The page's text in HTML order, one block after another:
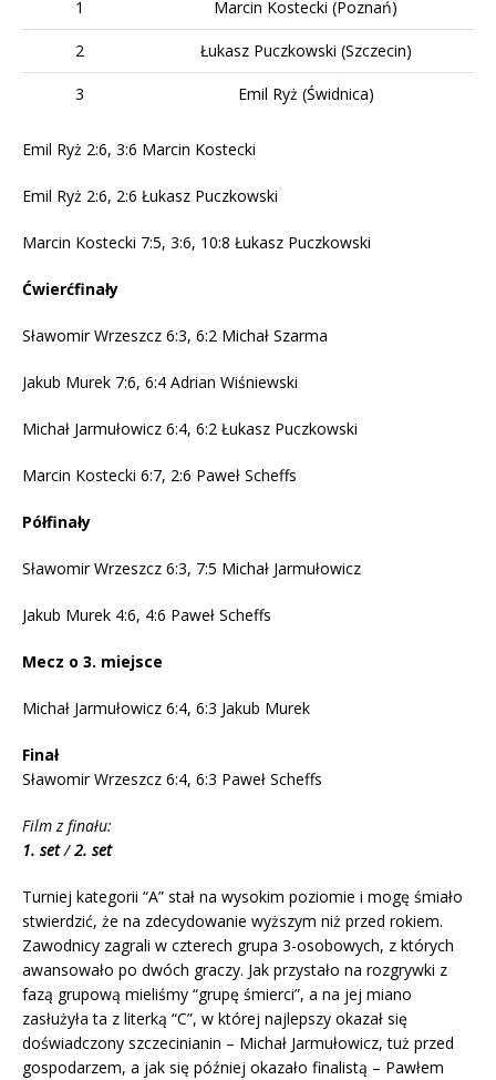
1 Marcin Kostecki (Poznań)
2 Łukasz Puczkowski (Szczecin)
3 Emil Ryż (Świdnica)
Emil Ryż 2:6, 3:6 Marcin Kostecki
Emil Ryż 2:6, 2:6 Łukasz Puczkowski
Marcin Kostecki 7:5, 3:6, 10:8 Łukasz Puczkowski
Ćwierćfinały
Sławomir Wrzeszcz 6:3, 6:2 Michał Szarma
Jakub Murek 7:6, 6:4 Adrian Wiśniewski
Michał Jarmułowicz 6:4, 6:2 Łukasz Puczkowski
Marcin Kostecki 6:7, 2:6 Paweł Scheffs
Półfinały
Sławomir Wrzeszcz 6:3, 7:5 Michał Jarmułowicz
Jakub Murek 4:6, 4:6 Paweł Scheffs
Mecz o 3. miejsce
Michał Jarmułowicz 6:4, 6:3 Jakub Murek
Finał
Sławomir Wrzeszcz 6:4, 6:3 Paweł Scheffs
Film z finału:
1. set/2. set
Turniej kategorii “A” stał na wysokim poziomie i mogę śmiało
stwierdzić, że na zdecydowanie wyższym niż przed rokiem.
Zawodnicy zagrali w czterech grupa 3-osobowych, z których
awansowało po dwóch graczy. Jak przystało na rozgrywki z
fazą grupową mieliśmy “grupę śmierci”, a na jej miano
zasłużyła ta z literką “C”, w której najlepszy okazał się
doświadczony szczecinianin – Michał Jarmułowicz, tuż przed
gospodarzem, a jak się później okazało finalistą – Pawłem